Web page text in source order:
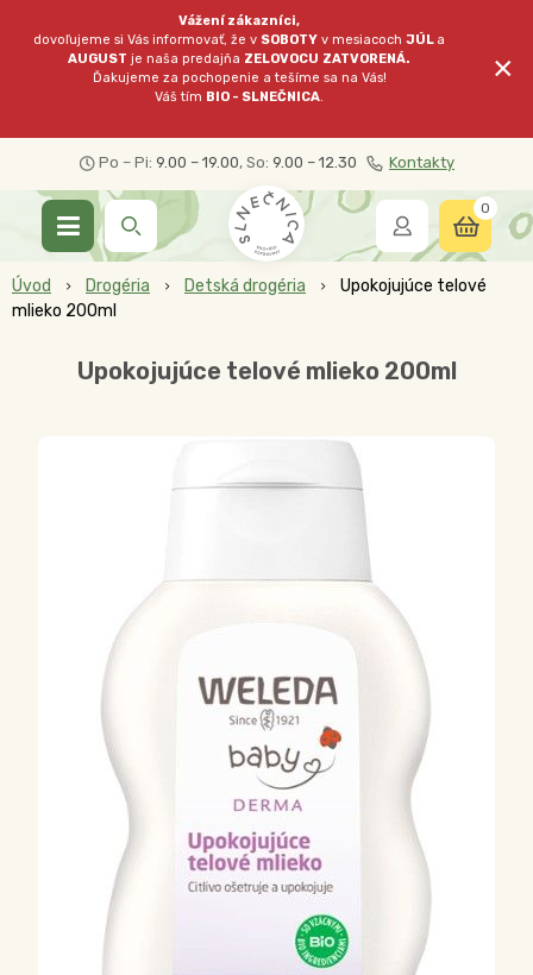
Vážení zákazníci,
dovoľujeme si Vás informovať, že v SOBOTY v mesiacochJÚL a
AUGUST je naša predajňa ZELOVOCU ZATVORENÁ.
Ďakujeme za pochopenie a tešíme sa na Vás!
Váš tím BIO - SLNEČNICA.
×
Po – Pi: 9.00 – 19.00, So: 9.00 – 12.30 Kontakty
0
Úvod Drogéria Detská drogéria
Upokojujúce telové
mlieko 200ml
Upokojujúce telové mlieko 200ml